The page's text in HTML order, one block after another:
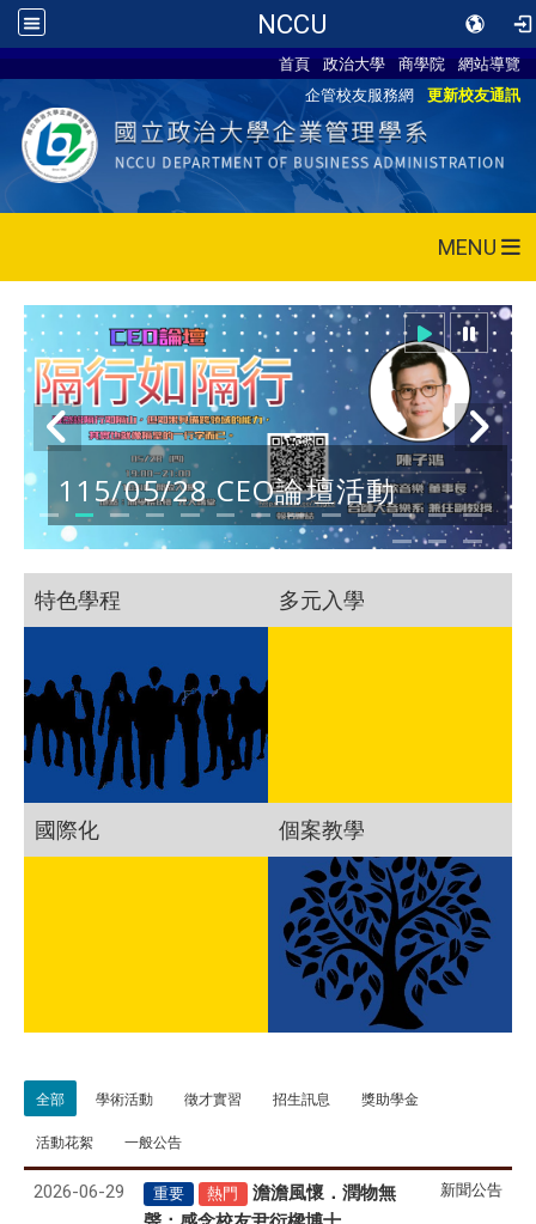
NCCU
首頁 政治大學 商學院
網站導覽
企管校友服務網
更新校友通訊
MENU
115/05/28 CEO論壇活動
特色學程 多元入學
國際化 個案教學
全部 學術活動 徵才實習 招生訊息 獎助學金
活動花絮 一般公告
2026-06-29 重要 熱門
澹澹風懷．潤物無
新聞公告